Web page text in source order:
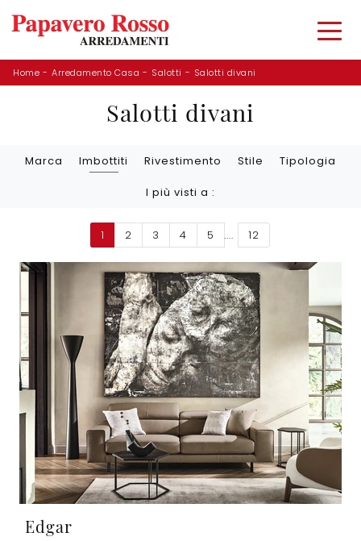
Home - Arredamento Casa - Salotti - Salotti divani
Salotti divani
Marca Imbottiti Rivestimento Stile Tipologia
I più visti a :
1 2 3 4 5 .... 12
Edgar